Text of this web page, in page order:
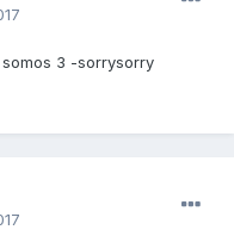
3 -sorrysorry